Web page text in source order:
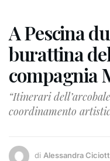
A Pescina
burattina
compagnia
“Itinerari
coordinamento
di Alessandra